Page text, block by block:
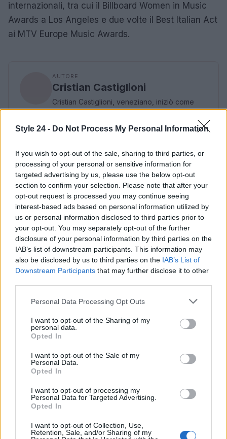
Style 24 - Do Not Process My Personal Information
If you wish to opt-out of the sale, sharing to third parties, or
processing of your personal or sensitive information for
targeted advertising by us, please use the below opt-out
section to confirm your selection. Please note that after your
opt-out request is processed you may continue seeing
interest-based ads based on personal information utilized by
us or personal information disclosed to third parties prior to
your opt-out. You may separately opt-out of the further
disclosure of your personal information by third parties on the
IAB’s list of downstream participants. This information may
also be disclosed by us to third parties on the IAB’s List of
Downstream Participants that may further disclose it to other
Please note that this website/app uses one or more Google
not limited to your visit or usage behaviour. You may click to
grant or deny consent to Google and its third-party tags to
use your data for below specified purposes in below Google
consent section.
Personal Data Processing Opt Outs
I want to opt-out of the Sharing of my
personal data.
Opted In
I want to opt-out of the Sale of my
Personal Data.
Opted In
I want to opt-out of processing my
Personal Data for Targeted Advertising.
Opted In
I want to opt-out of Collection, Use,
Retention, Sale, and/or Sharing of my
internazionali, tra cui il Billboard Women in Music
Awards a Los Angeles e due volte il Best Italian Act
ai MTV Europe Music Awards.
AUTORE
Cristian Castiglioni
Cristian Castiglioni, veneziano, iniziò come
blogger dopo aver postato una guida sui
bacari e ricevuto centinaia di messaggi: quella
reazione spinse la sua trasformazione in
redazione appunti fotografici di vaporetto e
cicchetti.
Continua a leggere